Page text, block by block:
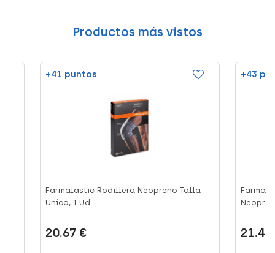
Productos más vistos
+41 puntos
Farmalastic Rodillera Neopreno Talla
Única, 1 Ud
20.67 €
+43